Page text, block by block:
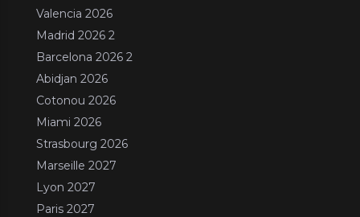
Valencia 2026
Madrid 2026 2
Barcelona 2026 2
Abidjan 2026
Cotonou 2026
Miami 2026
Strasbourg 2026
Marseille 2027
Lyon 2027
Paris 2027